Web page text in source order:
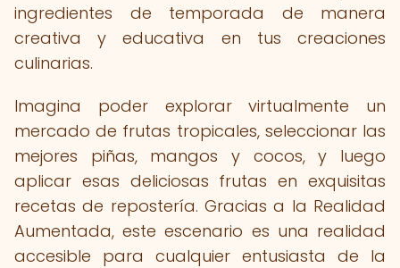
ingredientes de temporada de manera
creativa y educativa en tus creaciones
culinarias.
Imagina poder explorar virtualmente un
mercado de frutas tropicales, seleccionar las
mejores piñas, mangos y cocos, y luego
aplicar esas deliciosas frutas en exquisitas
recetas de repostería. Gracias a la Realidad
Aumentada, este escenario es una realidad
accesible para cualquier entusiasta de la